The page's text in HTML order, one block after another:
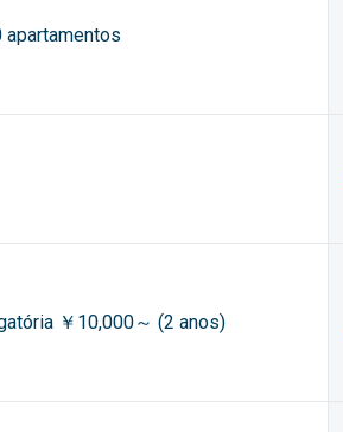
￥10,000～ (2 anos)